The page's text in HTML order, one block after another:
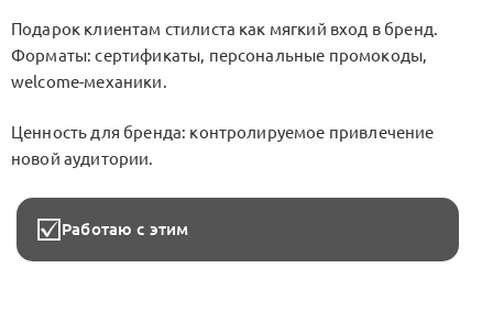
Подарок клиентам стилиста как мягкий вход в бренд.
Форматы: сертификаты, персональные промокоды,
welcome-механики.
Ценность для бренда: контролируемое привлечение
новой аудитории.
Работаю с этим